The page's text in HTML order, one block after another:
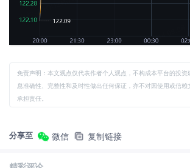
免责声明：本文观点仅代表作者个人观点，不构成本平台的投资
息准确性、完整性和及时性做出任何保证，亦不对因使用或信赖
承担责任。
分享至 微信 复制链接